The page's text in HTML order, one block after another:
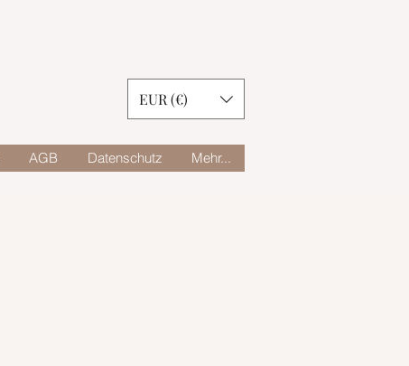
EUR (€)
AGB Datenschutz Mehr...